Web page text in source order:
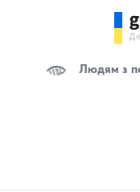
Людям з